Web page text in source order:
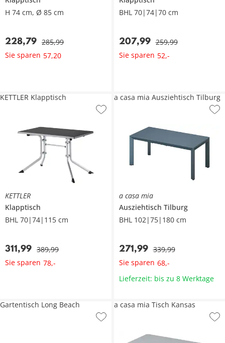
H 74 cm, Ø 85 cm
228,79 285,99
Sie sparen 57,20
BHL 70|74|70 cm
207,99 259,99
Sie sparen 52,-
KETTLER
Klapptisch
BHL 70|74|115 cm
311,99 389,99
Sie sparen 78,-
KETTLER Klapptisch
a casa mia
Ausziehtisch Tilburg
BHL 102|75|180 cm
271,99 339,99
Sie sparen 68,-
a casa mia Ausziehtisch Tilburg
Lieferzeit: bis zu 8 Werktage
Gartentisch Long Beach a casa mia Tisch Kansas